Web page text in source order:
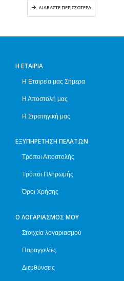
ΔΙΑΒΆΣΤΕ ΠΕΡΙΣΣΌΤΕΡΑ
Η ΕΤΑΙΡΊΑ
Η Εταιρεία μας Σήμερα
Η Αποστολή μας
Η Στρατηγική μας
ΕΞΥΠΗΡΈΤΗΣΗ ΠΕΛΑΤΏΝ
Τρόποι Αποστολής
Τρόποι Πληρωμής
Όροι Χρήσης
Ο ΛΟΓΑΡΙΑΣΜΌΣ ΜΟΥ
Στοιχεία λογαριασμού
Παραγγελίες
Διευθύνσεις